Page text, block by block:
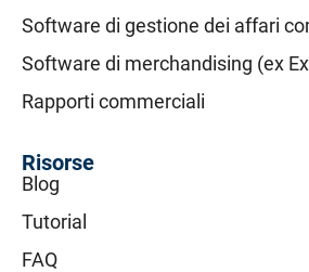
Software di gestione dei affari
Software di merchandising (ex
Rapporti commerciali
Risorse
Blog
Tutorial
FAQ